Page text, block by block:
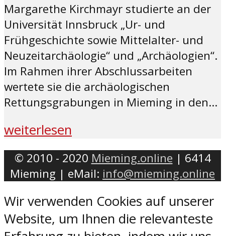
Margarethe Kirchmayr studierte an der
Universität Innsbruck „Ur- und
Frühgeschichte sowie Mittelalter- und
Neuzeitarchäologie“ und „Archäologien“.
Im Rahmen ihrer Abschlussarbeiten
wertete sie die archäologischen
Rettungsgrabungen in Mieming in den...
weiterlesen
© 2010 - 2020 Mieming.online | 6414
Mieming | eMail: info@mieming.online
Wir verwenden Cookies auf unserer
Website, um Ihnen die relevanteste